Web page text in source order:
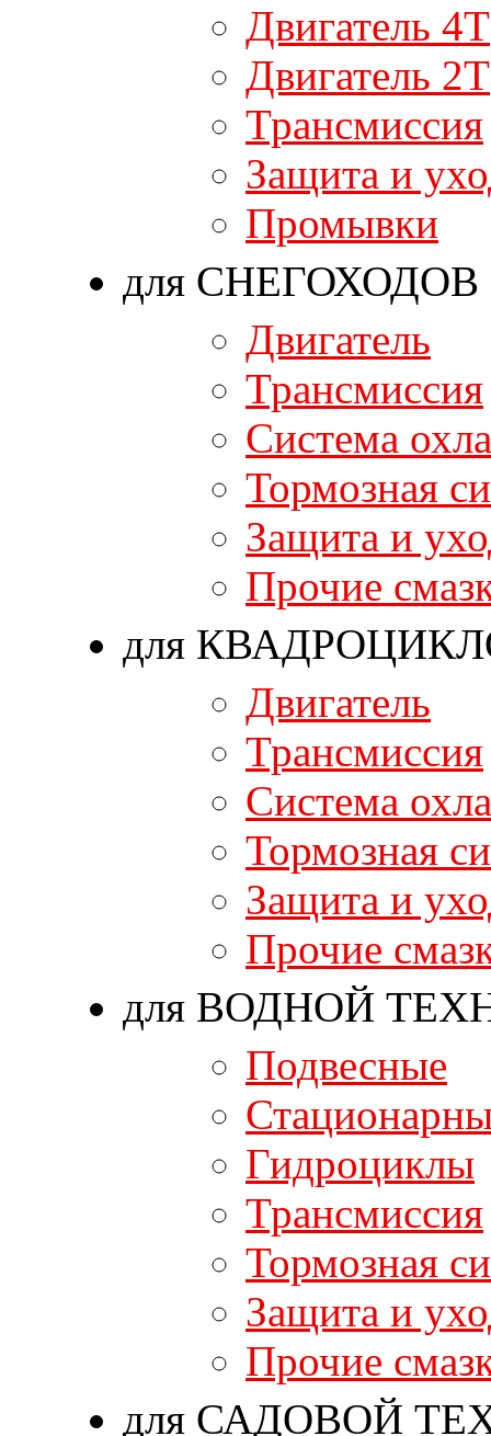
Двигатель 4T
Двигатель 2T
Трансмиссия
Защита и
Промывки
для СНЕГОХОДОВ
Двигатель
Трансмиссия
Система
Тормозная
Защита и
Прочие
для
Двигатель
Трансмиссия
Система
Тормозная
Защита и
Прочие
для ВОДНОЙ
Подвесные
Гидроциклы
Трансмиссия
Тормозная
Защита и
Прочие
для САДОВОЙ